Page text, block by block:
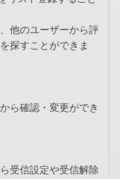
他のユーザーから評
探すことができま
ら確認・変更ができ
受信設定や受信解除